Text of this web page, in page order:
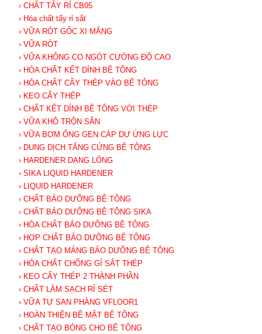
› CHẤT TẨY RỈ CB05
› Hóa chất tẩy rỉ sắt
› VỮA RÓT GỐC XI MĂNG
› VỮA RÓT
› VỮA KHÔNG CO NGÓT CƯỜNG ĐỘ CAO
› HÓA CHẤT KẾT DÍNH BÊ TÔNG
› HÓA CHẤT CẤY THÉP VÀO BÊ TÔNG
› KEO CẤY THÉP
› CHẤT KẾT DÍNH BÊ TÔNG VỚI THÉP
› VỮA KHÔ TRỘN SẴN
› VỮA BƠM ỐNG GEN CÁP DỰ ỨNG LỰC
› DUNG DỊCH TĂNG CỨNG BÊ TÔNG
› HARDENER DẠNG LỎNG
› SIKA LIQUID HARDENER
› LIQUID HARDENER
› CHẤT BẢO DƯỠNG BÊ TÔNG
› CHẤT BẢO DƯỠNG BÊ TÔNG SIKA
› HÓA CHẤT BẢO DƯỠNG BÊ TÔNG
› HỢP CHẤT BẢO DƯỠNG BÊ TÔNG
› CHẤT TẠO MÀNG BẢO DƯỠNG BÊ TÔNG
› HÓA CHẤT CHỐNG GỈ SẮT THÉP
› KEO CẤY THÉP 2 THÀNH PHẦN
› CHẤT LÀM SẠCH RỈ SÉT
› VỮA TỰ SAN PHẲNG VFLOOR1
› HOÀN THIỆN BỀ MẶT BÊ TÔNG
› CHẤT TẠO BÓNG CHO BÊ TÔNG